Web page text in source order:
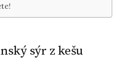
sýr z kešu